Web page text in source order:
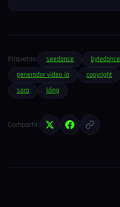
Etiquetas: seedance bytedance
generador video ia
copyright
sora
kling
Compartir: